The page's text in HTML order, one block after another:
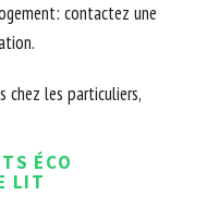
contactez une
chez les particuliers,
ÉCO
LIT